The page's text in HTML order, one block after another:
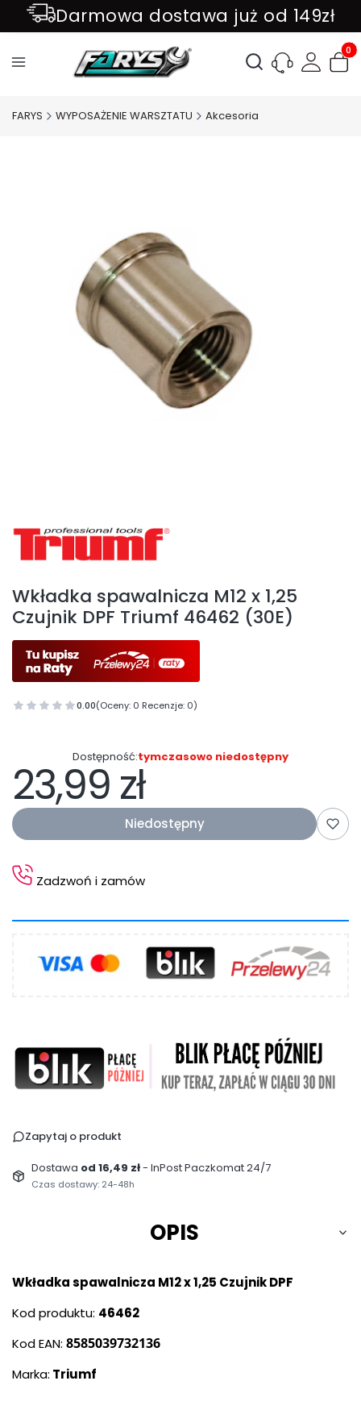
Darmowa dostawa już od 149zł
ZAPISZ SIĘ DO NEWSLETTER !!!
Otwórz
FARYS WYPOSAŻENIE WARSZTATU Akcesoria
Wkładka spawalnicza M12 x 1,25
Czujnik DPF Triumf 46462 (30E)
0.00(Oceny: 0 Recenzje: 0)
Dostępność:tymczasowo niedostępny
Cena
23,99 zł
Niedostępny
Zadzwoń i zamów
Zapytaj o produkt
Dostawa od 16,49 zł- InPost Paczkomat 24/7
Czas dostawy: 24-48h
OPIS
Wkładka spawalnicza M12 x 1,25 Czujnik DPF
Kod produktu: 46462
Kod EAN: 8585039732136
Marka: Triumf